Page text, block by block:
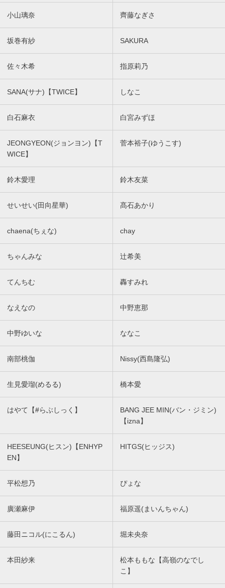
小山璃奈 齊藤なぎさ
坂巻有紗 SAKURA
佐々木希 指原莉乃
SANA(サナ)【TWICE】 しなこ
白石麻衣 白宮みずほ
JEONGYEON(ジョンヨン)【T
WICE】
菅本裕子(ゆうこす)
鈴木愛理 鈴木友菜
せいせい(田向星華) 髙石あかり
chaena(ちぇな) chay
ちゃんみな 辻希美
てんちむ 轟すみれ
なえなの 中野恵那
中野ゆいな ななこ
南部桃伽 Nissy(西島隆弘)
生見愛瑠(めるる) 橋本愛
はやて【#らぶしっく】
BANG JEE MIN(バン・ジミン)
【izna】
HEESEUNG(ヒスン)【ENHYP
EN】
HITGS(ヒッジス)
平松想乃 ぴょな
廣瀬麻伊 福原遥(まいんちゃん)
藤田ニコル(にこるん) 堀未央奈
本田紗来
松本ももな【高嶺のなでし
こ】